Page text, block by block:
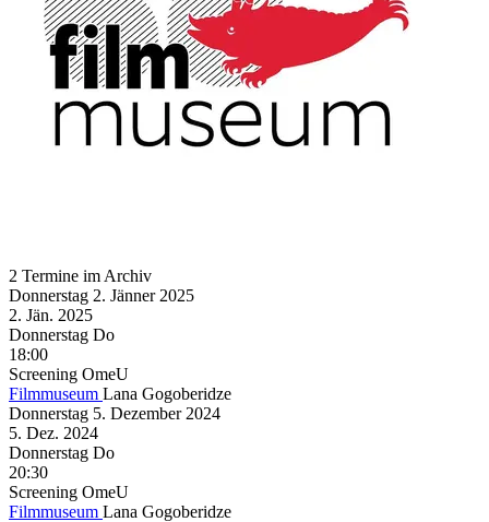
2 Termine im Archiv
Donnerstag 2. Jänner 2025
2. Jän. 2025
Donnerstag Do
18:00
Screening OmeU
Filmmuseum Lana Gogoberidze
Donnerstag 5. Dezember 2024
5. Dez. 2024
Donnerstag Do
20:30
Screening OmeU
Filmmuseum Lana Gogoberidze